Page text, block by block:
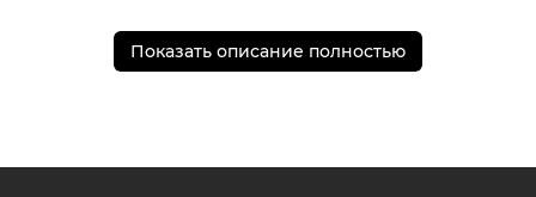
* - Актуальную стоимость и наличие товара, а также
порядок доставки и оплаты необходимо уточнять у
Показать описание полностью